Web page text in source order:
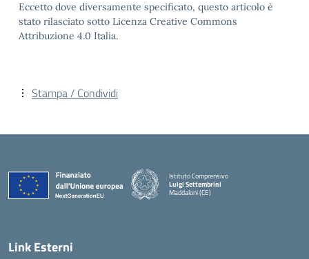
Eccetto dove diversamente specificato, questo articolo è
stato rilasciato sotto Licenza Creative Commons
Attribuzione 4.0 Italia.
Stampa / Condividi
Istituto Comprensivo
Luigi Settembrini
Maddaloni (CE)
Link Esterni